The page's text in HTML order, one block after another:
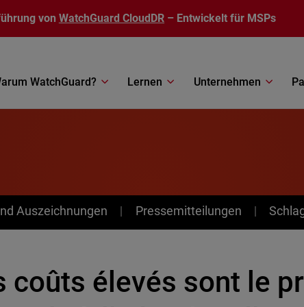
von WatchGuard CloudDR – Entwickelt für MSPs
WatchGuard? Lernen Unternehmen
Auszeichnungen Pressemitteilungen
coûts élevés sont le